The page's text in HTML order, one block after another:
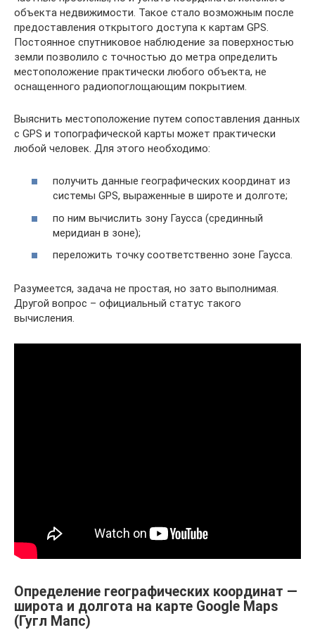
объекта недвижимости. Такое стало возможным после
предоставления открытого доступа к картам GPS.
Постоянное спутниковое наблюдение за поверхностью
земли позволило с точностью до метра определить
местоположение практически любого объекта, не
оснащенного радиопоглощающим покрытием.
Выяснить местоположение путем сопоставления данных
с GPS и топографической карты может практически
любой человек. Для этого необходимо:
получить данные географических координат из
системы GPS, выраженные в широте и долготе;
по ним вычислить зону Гаусса (срединный
меридиан в зоне);
переложить точку соответственно зоне Гаусса.
Разумеется, задача не простая, но зато выполнимая.
Другой вопрос – официальный статус такого
вычисления.
Определение географических координат —
широта и долгота на карте Google Maps
(Гугл Мапс)